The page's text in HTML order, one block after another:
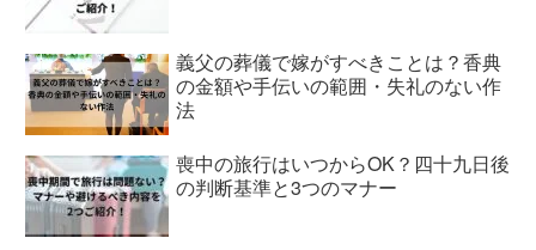
義父の葬儀で嫁がすべきことは？香典
の金額や手伝いの範囲・失礼のない作
法
喪中の旅行はいつからOK？四十九日後
の判断基準と3つのマナー